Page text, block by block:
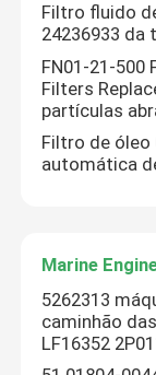
Sobre nós
Excursão da
Contacte-nos
Notícia
Filtro fluido
24236933 da
FN01-21-
Filters
partículas
Filtro de óleo
automática
Marine
5262313
caminhão
LF16352